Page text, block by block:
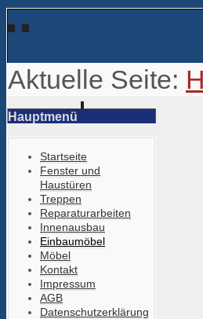
Aktuelle Seite:
Hauptmenü
Startseite
Fenster und
Haustüren
Treppen
Reparaturarbeiten
Innenausbau
Einbaumöbel
Möbel
Kontakt
Impressum
AGB
Datenschutzerklärung